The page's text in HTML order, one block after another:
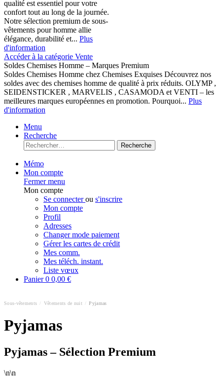
qualité est essentiel pour votre
confort tout au long de la journée.
Notre sélection premium de sous-
vêtements pour homme allie
élégance, durabilité et... Plus
d'information
Accéder à la catégorie Vente
Soldes Chemises Homme – Marques Premium
Soldes Chemises Homme chez Chemises Exquises Découvrez nos
soldes avec des chemises homme de qualité à prix réduits. OLYMP ,
SEIDENSTICKER , MARVELIS , CASAMODA et VENTI – les
meilleures marques européennes en promotion. Pourquoi... Plus
d'information
Menu
Recherche
Recherche
Mémo
Mon compte
Fermer menu
Mon compte
Se connecterou s'inscrire
Mon compte
Profil
Adresses
Changer mode paiement
Gérer les cartes de crédit
Mes comm.
Mes téléch. instant.
Liste vœux
Panier0 0,00 €
Sous-vêtements Vêtements de nuit Pyjamas
Pyjamas
Pyjamas – Sélection Premium
\n\n